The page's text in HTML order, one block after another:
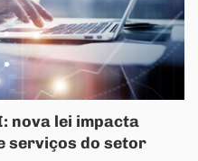
nova lei impacta
serviços do setor